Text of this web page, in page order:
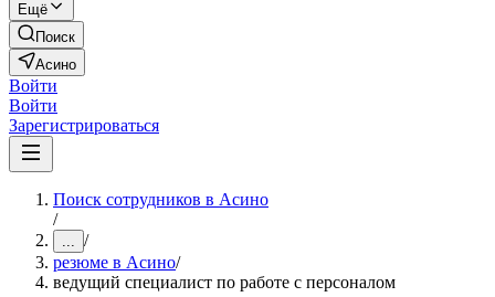
Ещё
Поиск
Асино
Войти
Войти
Зарегистрироваться
Поиск сотрудников в Асино
/
... /
резюме в Асино/
ведущий специалист по работе с персоналом